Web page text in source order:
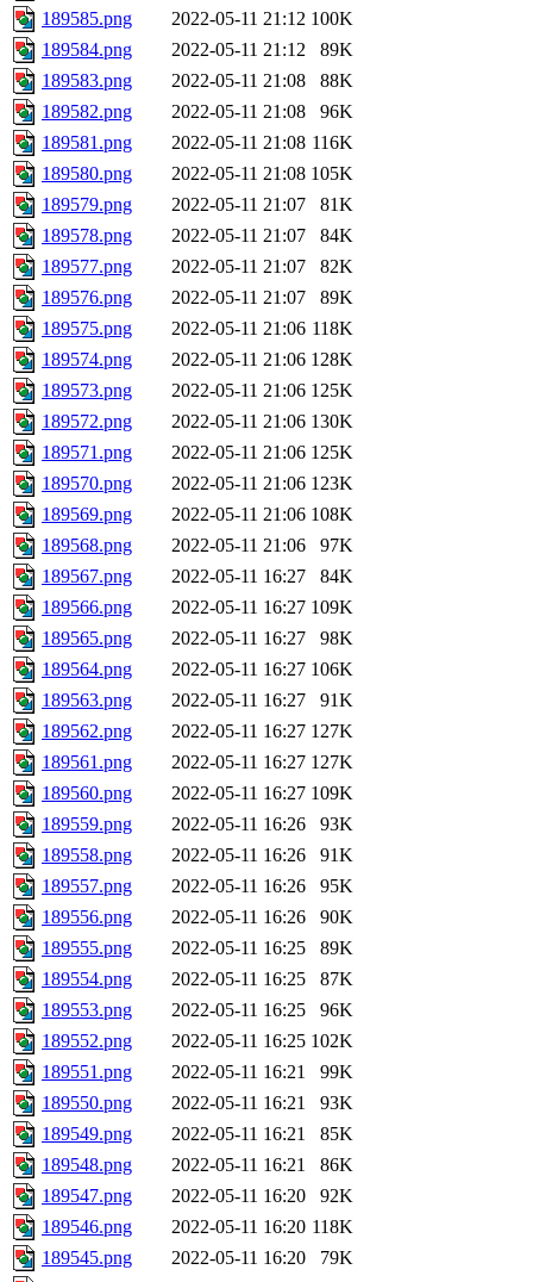
189585.png
2022-05-11 21:12 100K
189584.png
2022-05-11 21:12
89K
189583.png
2022-05-11 21:08
88K
189582.png
2022-05-11 21:08
96K
189581.png
2022-05-11 21:08 116K
189580.png
2022-05-11 21:08 105K
189579.png
2022-05-11 21:07
81K
189578.png
2022-05-11 21:07
84K
189577.png
2022-05-11 21:07
82K
189576.png
2022-05-11 21:07
89K
189575.png
2022-05-11 21:06 118K
189574.png
2022-05-11 21:06 128K
189573.png
2022-05-11 21:06 125K
189572.png
2022-05-11 21:06 130K
189571.png
2022-05-11 21:06 125K
189570.png
2022-05-11 21:06 123K
189569.png
2022-05-11 21:06 108K
189568.png
2022-05-11 21:06
97K
189567.png
2022-05-11 16:27
84K
189566.png
2022-05-11 16:27 109K
189565.png
2022-05-11 16:27
98K
189564.png
2022-05-11 16:27 106K
189563.png
2022-05-11 16:27
91K
189562.png
2022-05-11 16:27 127K
189561.png
2022-05-11 16:27 127K
189560.png
2022-05-11 16:27 109K
189559.png
2022-05-11 16:26
93K
189558.png
2022-05-11 16:26
91K
189557.png
2022-05-11 16:26
95K
189556.png
2022-05-11 16:26
90K
189555.png
2022-05-11 16:25
89K
189554.png
2022-05-11 16:25
87K
189553.png
2022-05-11 16:25
96K
189552.png
2022-05-11 16:25 102K
189551.png
2022-05-11 16:21
99K
189550.png
2022-05-11 16:21
93K
189549.png
2022-05-11 16:21
85K
189548.png
2022-05-11 16:21
86K
189547.png
2022-05-11 16:20
92K
189546.png
2022-05-11 16:20 118K
189545.png
2022-05-11 16:20
79K